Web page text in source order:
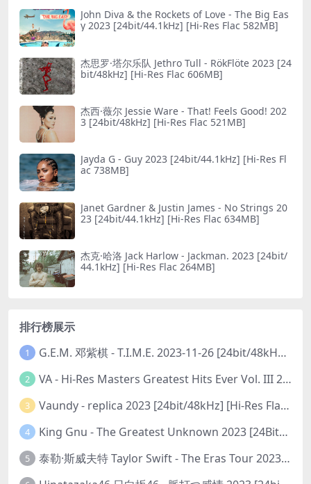
John Diva & the Rockets of Love - The Big Eas
y 2023 [24bit/44.1kHz] [Hi-Res Flac 582MB]
杰思罗·塔尔乐队 Jethro Tull - RökFlöte 2023 [24
bit/48kHz] [Hi-Res Flac 606MB]
杰西·薇尔 Jessie Ware - That! Feels Good! 202
3 [24bit/48kHz] [Hi-Res Flac 521MB]
Jayda G - Guy 2023 [24bit/44.1kHz] [Hi-Res Fl
ac 738MB]
Janet Gardner & Justin James - No Striпgs 20
23 [24bit/44.1kHz] [Hi-Res Flac 634MB]
杰克·哈洛 Jack Harlow - Jackman. 2023 [24bit/
44.1kHz] [Hi-Res Flac 264MB]
排行榜展示
1 G.E.M. 邓紫棋 - T.I.M.E. 2023-11-26 [24bit/48kHz] [Hi-Res Flac 313MB]
2 VA - Hi-Res Masters Greatest Hits Ever Vol. III 2023 [24Bit/192kHz] [Hi-Res Flac 10.5GB]
3 Vaundy - replica 2023 [24bit/48kHz] [Hi-Res Flac 1.6GB]
4 King Gnu - The Greatest Unknown 2023 [24Bit/48kHz] [Hi-Res Flac 752MB]
5 泰勒·斯威夫特 Taylor Swift - The Eras Tour 2023 [24bit/44.1kHz] [Hi-Res Flac 2.02GB]